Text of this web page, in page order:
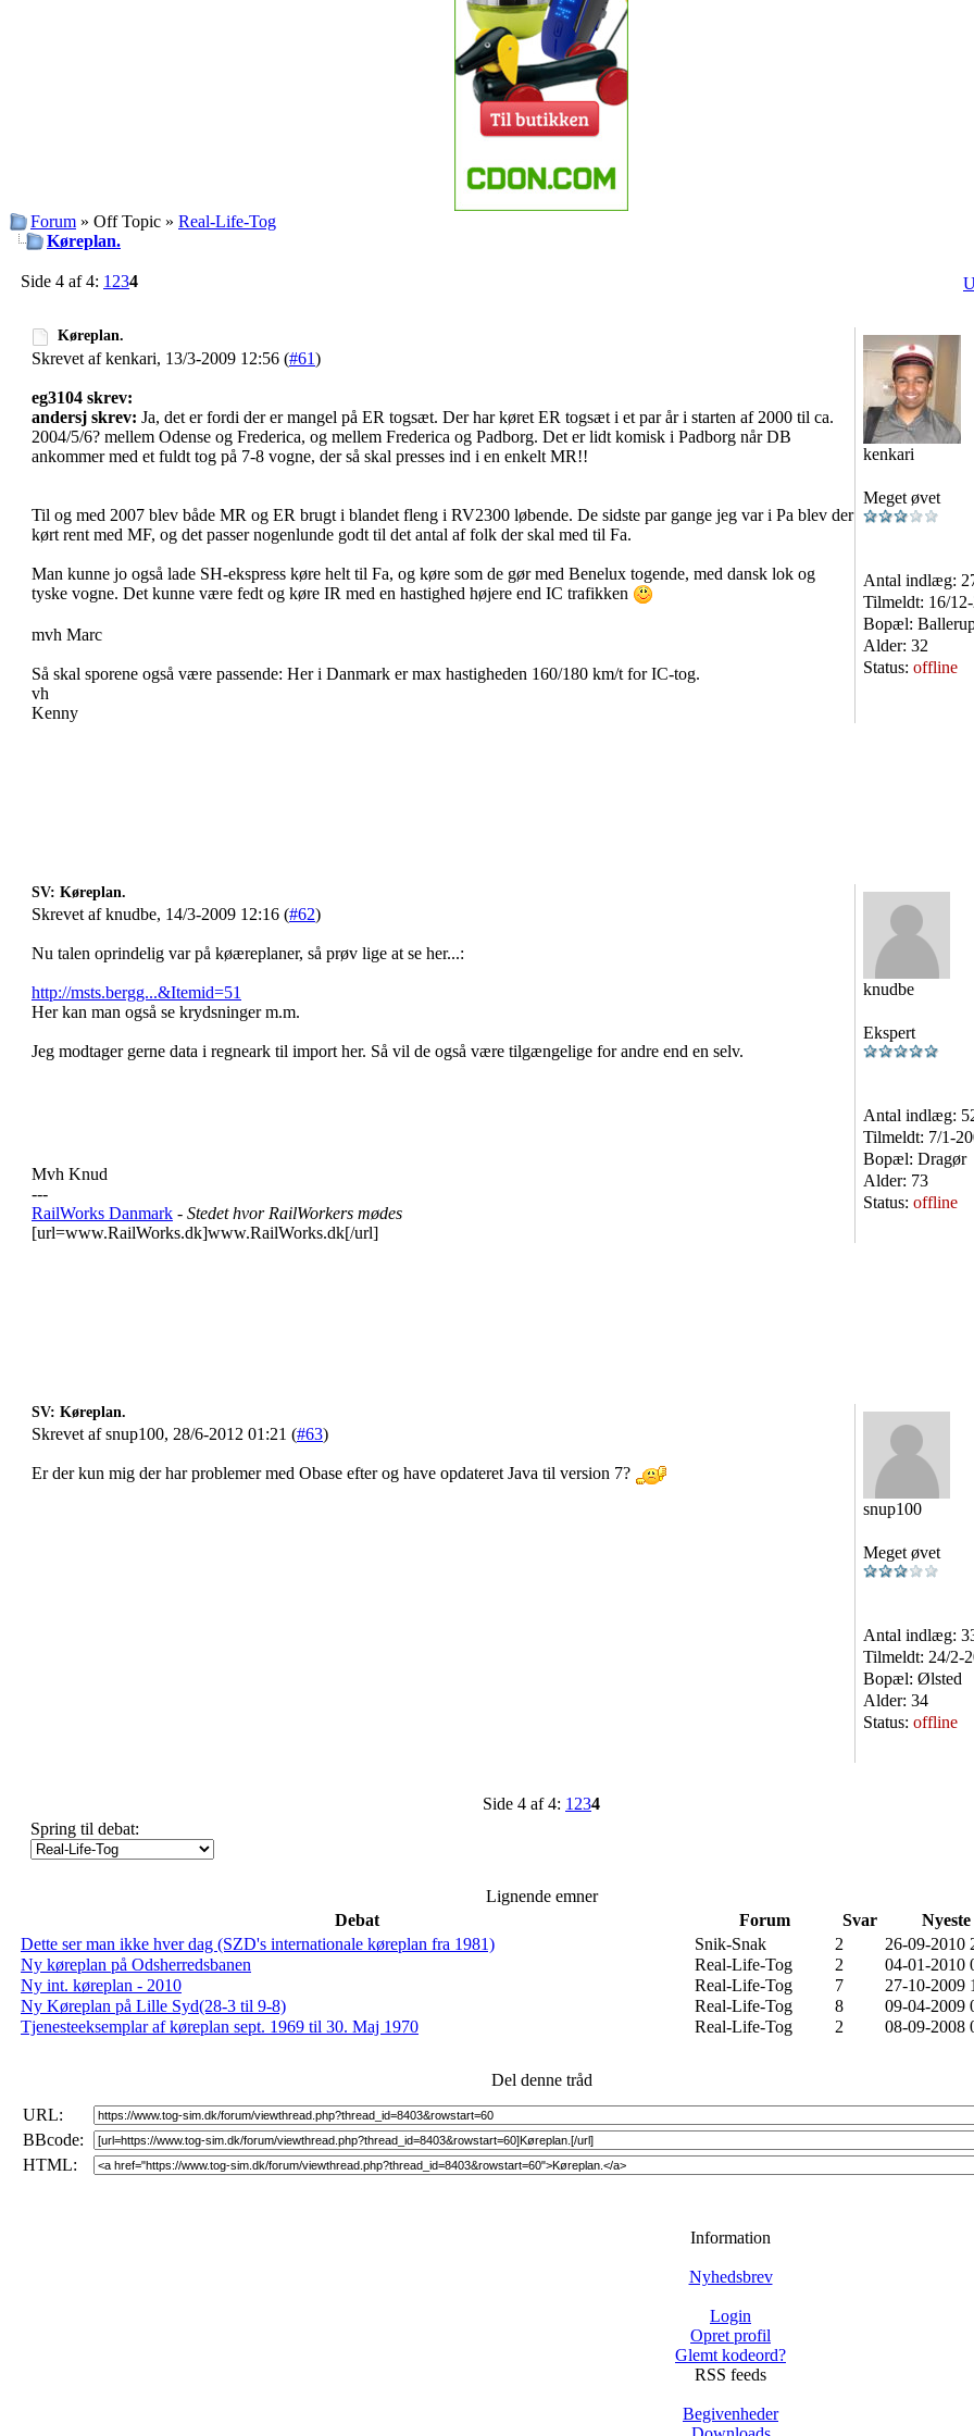
Forum » Off Topic » Real-Life-Tog
Køreplan.
Side 4 af 4: 1 234
Køreplan.
Skrevet af kenkari, 13/3-2009 12:56 (#61)
eg3104 skrev:
andersj skrev: Ja, det er fordi der er mangel på ER togsæt. Der har køret ER togsæt i et par år i starten af 2000 til ca.
2004/5/6? mellem Odense og Frederica, og mellem Frederica og Padborg. Det er lidt komisk i Padborg når DB
ankommer med et fuldt tog på 7-8 vogne, der så skal presses ind i en enkelt MR!!
Til og med 2007 blev både MR og ER brugt i blandet fleng i RV2300 løbende. De sidste par gange jeg var i Pa blev der
kørt rent med MF, og det passer nogenlunde godt til det antal af folk der skal med til Fa.
Man kunne jo også lade SH-ekspress køre helt til Fa, og køre som de gør med Benelux togende, med dansk lok og
tyske vogne. Det kunne være fedt og køre IR med en hastighed højere end IC trafikken
mvh Marc
Så skal sporene også være passende: Her i Danmark er max hastigheden 160/180 km/t for IC-tog.
kenkari
Meget øvet
Antal indlæg:
Tilmeldt: 16/
Bopæl:
Alder: 32
Status: offline
vh
Kenny
SV: Køreplan.
Skrevet af knudbe, 14/3-2009 12:16 (#62)
Nu talen oprindelig var på køæreplaner, så prøv lige at se her...:
http://msts.bergg...&Itemid=51
Her kan man også se krydsninger m.m.
Jeg modtager gerne data i regneark til import her. Så vil de også være tilgængelige for andre end en selv.
knudbe
Ekspert
Antal indlæg:
Tilmeldt: 7/1-
Bopæl: Dragør
Alder: 73
Status: offline
Mvh Knud
---
RailWorks Danmark - Stedet hvor RailWorkers mødes
[url=www.RailWorks.dk]www.RailWorks.dk[/url]
SV: Køreplan.
Skrevet af snup100, 28/6-2012 01:21 (#63)
Er der kun mig der har problemer med Obase efter og have opdateret Java til version 7?
snup100
Meget øvet
Antal indlæg:
Tilmeldt: 24/2-
Bopæl: Ølsted
Alder: 34
Status: offline
Side 4 af 4: 1 234
Spring til debat:
Lignende emner
Debat
Forum Svar
Dette ser man ikke hver dag (SZD's internationale køreplan fra 1981)
Snik-Snak 2
26-09-2010
Ny køreplan på Odsherredsbanen
Real-Life-Tog 2
04-01-2010
Ny int. køreplan - 2010
Real-Life-Tog 7
27-10-2009
Ny Køreplan på Lille Syd(28-3 til 9-8)
Real-Life-Tog 8
09-04-2009
Tjenesteeksemplar af køreplan sept. 1969 til 30. Maj 1970
Real-Life-Tog 2 08-09-2008
Del denne tråd
URL:
BBcode:
HTML:
Information
Nyhedsbrev
Login
Opret profil
Glemt kodeord?
RSS feeds
Begivenheder